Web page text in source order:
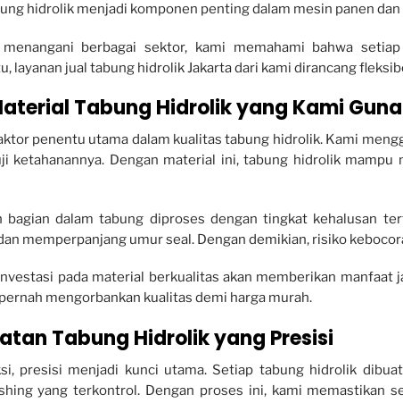
hidrolik menjadi komponen penting dalam mesin panen dan
menangani berbagai sektor, kami memahami bahwa
layanan jual tabung hidrolik Jakarta dari kami dirancang
Tabung Hidrolik yang Kami
penentu utama dalam kualitas tabung hidrolik. Kami
ketahanannya. Dengan material ini, tabung hidrolik mampu
bagian dalam tabung diproses dengan tingkat kehalusan
memperpanjang umur seal. Dengan demikian, risiko
pada material berkualitas akan memberikan manfaat
mengorbankan kualitas demi harga murah.
Tabung Hidrolik yang Presisi
presisi menjadi kunci utama. Setiap tabung hidrolik
yang terkontrol. Dengan proses ini, kami memastikan